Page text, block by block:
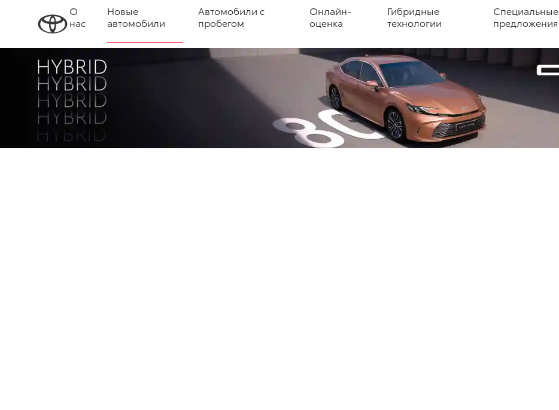
О
нас
Новые
автомобили
Автомобили с
пробегом
Онлайн-
оценка
Гибридные
технологии
Специальные
предложения